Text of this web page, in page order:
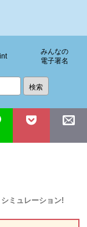
みんなの
電子署名
ミュレーション!